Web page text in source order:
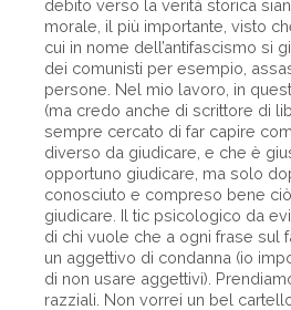
debito verso la verità storica
morale, il più importante, visto
cui in nome dell’antifascismo si
dei comunisti per esempio,
persone. Nel mio lavoro, in
(ma credo anche di scrittore di
sempre cercato di far capire
diverso da giudicare, e che è
opportuno giudicare, ma solo
conosciuto e compreso bene
giudicare. Il tic psicologico da
di chi vuole che a ogni frase sul
un aggettivo di condanna (io
di non usare aggettivi).
razziali. Non vorrei un bel